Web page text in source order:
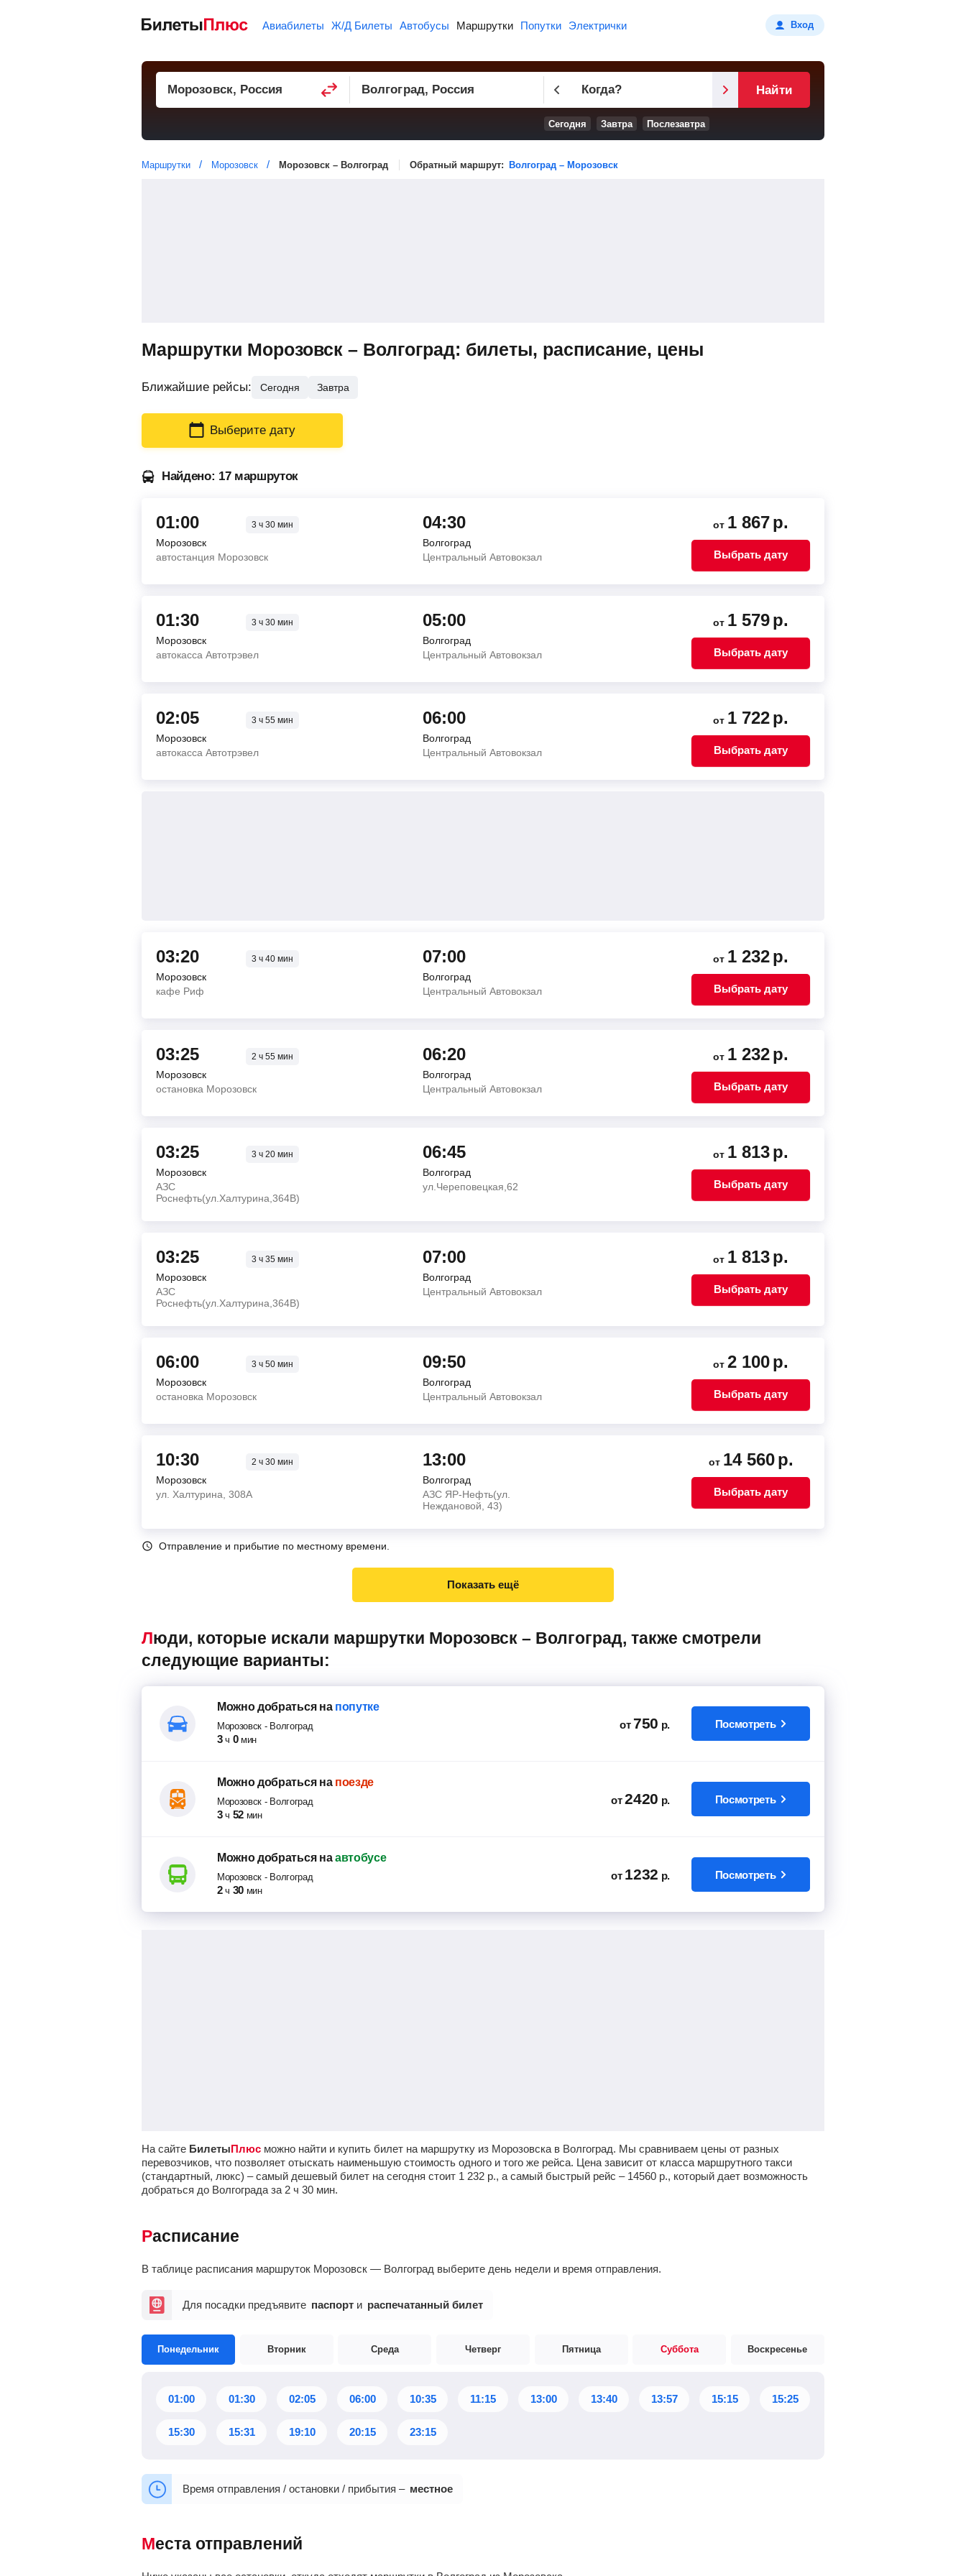
Авиабилеты Ж/Д Билеты Автобусы Маршрутки Попутки Электрички Вход
Когда?
Сегодня Завтра Послезавтра
Найти
Маршрутки Морозовск Морозовск – Волгоград Обратный маршрут: Волгоград – Морозовск
Маршрутки Морозовск – Волгоград: билеты, расписание, цены
Ближайшие рейсы: Сегодня Завтра
Выберите дату
Найдено: 17 маршруток
01:00 3 ч30 мин
Морозовск
автостанция Морозовск
04:30
Волгоград
Центральный Автовокзал
от 1 867р.
Выбрать дату
01:30 3 ч30 мин
Морозовск
автокасса Автотрэвел
05:00
Волгоград
Центральный Автовокзал
от 1 579р.
Выбрать дату
02:05 3 ч55 мин
Морозовск
автокасса Автотрэвел
06:00
Волгоград
Центральный Автовокзал
от 1 722р.
Выбрать дату
03:20 3 ч40 мин
Морозовск
кафе Риф
07:00
Волгоград
Центральный Автовокзал
от 1 232р.
Выбрать дату
03:25 2 ч55 мин
Морозовск
остановка Морозовск
06:20
Волгоград
Центральный Автовокзал
от 1 232р.
Выбрать дату
03:25 3 ч20 мин
Морозовск
АЗС
Роснефть(ул.Халтурина,364В)
06:45
Волгоград
ул.Череповецкая,62
от 1 813р.
Выбрать дату
03:25 3 ч35 мин
Морозовск
АЗС
Роснефть(ул.Халтурина,364В)
07:00
Волгоград
Центральный Автовокзал
от 1 813р.
Выбрать дату
06:00 3 ч50 мин
Морозовск
остановка Морозовск
09:50
Волгоград
Центральный Автовокзал
от 2 100р.
Выбрать дату
10:30 2 ч30 мин
Морозовск
ул. Халтурина, 308А
13:00
Волгоград
АЗС ЯР-Нефть(ул.
Неждановой, 43)
от 14 560 р.
Выбрать дату
Отправление и прибытие по местному времени.
Показать ещё
Люди, которые искали маршрутки Морозовск – Волгоград, также смотрели
следующие варианты:
Можно добратьсяна попутке
Морозовск - Волгоград
3 ч 0 мин
от 750 р. Посмотреть
Можно добратьсяна поезде
Морозовск - Волгоград
3 ч 52 мин
от 2420 р. Посмотреть
Можно добратьсяна автобусе
Морозовск - Волгоград
2 ч 30 мин
от 1232 р. Посмотреть
На сайте БилетыПлюс можно найти и купить билет на маршрутку из Морозовска в Волгоград. Мы сравниваем цены от разных
перевозчиков, что позволяет отыскать наименьшую стоимость одного и того же рейса. Цена зависит от класса маршрутного такси
(стандартный, люкс) – самый дешевый билет на сегодня стоит 1 232 р., а самый быстрый рейс – 14560 р., который дает возможность
добраться до Волгограда за 2 ч 30 мин.
Расписание
В таблице расписания маршруток Морозовск — Волгоград выберите день недели и время отправления.
Для посадки предъявите паспорт и распечатанный билет
Понедельник Вторник Среда Четверг Пятница Суббота Воскресенье
01:00 01:30 02:05 06:00 10:35 11:15 13:00 13:40 13:57 15:15 15:25
15:30 15:31 19:10 20:15 23:15
Время отправления / остановки / прибытия – местное
Места отправлений